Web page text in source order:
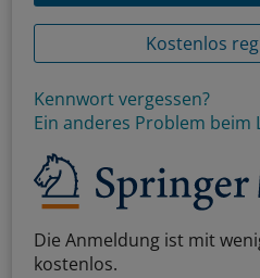
Kostenlos
Kennwort vergessen?
Ein anderes Problem beim
Die Anmeldung ist mit
kostenlos.